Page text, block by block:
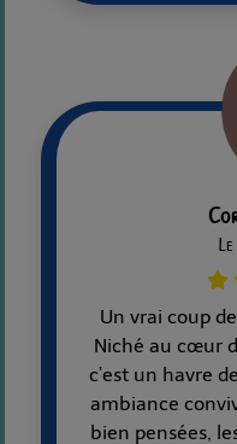
Un vrai coup
Niché au cœur
c’est un havre
ambiance
bien pensées,